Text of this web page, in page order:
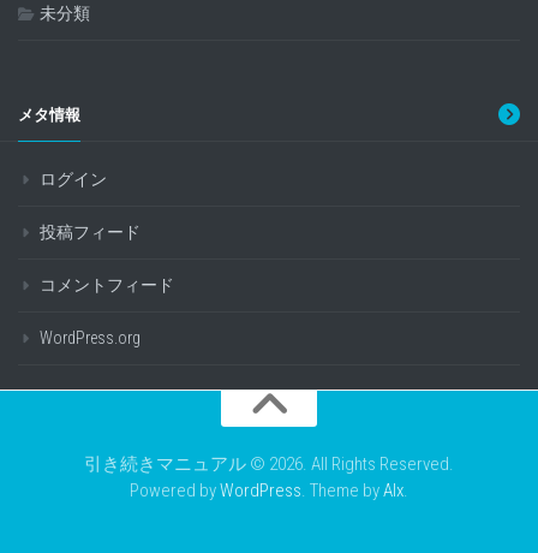
未分類
メタ情報
ログイン
投稿フィード
コメントフィード
WordPress.org
引き続きマニュアル © 2026. All Rights Reserved.
Powered byWordPress. Theme byAlx.